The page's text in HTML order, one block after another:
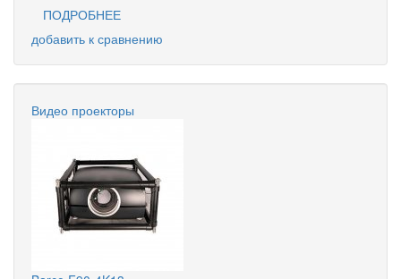
ПОДРОБНЕЕ
добавить к сравнению
Видео проекторы